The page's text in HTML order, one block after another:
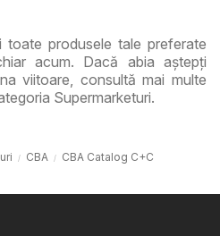
produsele tale preferate
acum. Dacă abia aștepți
viitoare, consultă mai multe
Supermarketuri.
CBA CBA Catalog C+C